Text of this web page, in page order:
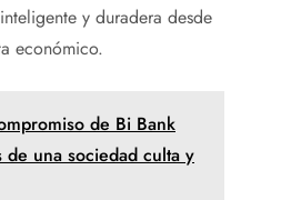
y duradera desde
económico.
de Bi Bank
de una sociedad culta y